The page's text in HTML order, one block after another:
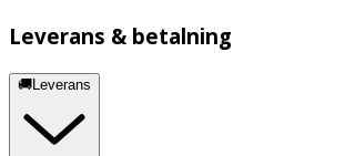
Leverans & betalning
🚚Leverans